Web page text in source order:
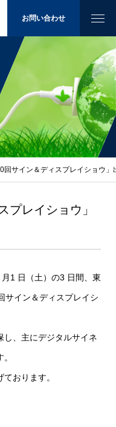
お問い合わせ
回サイン＆ディスプレイショウ
プレイショウ」
1 日（土）の3 日間、東
サイン＆ディスプレイシ
し、主にデジタルサイネ
おります。